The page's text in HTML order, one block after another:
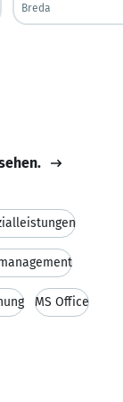
Breda
MS Office